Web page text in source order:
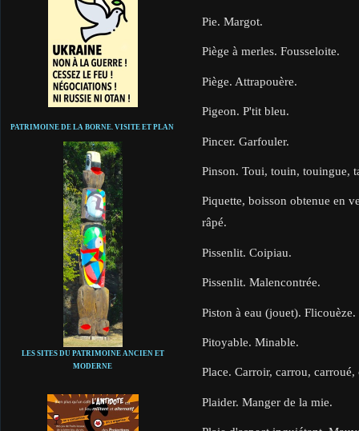
PATRIMOINE DE LA BORNE. VISITE ET PLAN
LES SITES DU PATRIMOINE ANCIEN ET
MODERNE
Pie. Margot.
Piège à merles. Fousseloite.
Piège. Attrapouère.
Pigeon. P'tit bleu.
Pincer. Garfouler.
Pinson. Toui, touin, touingue,
Piquette, boisson obtenue en
râpé.
Pissenlit. Coipiau.
Pissenlit. Malencontrée.
Piston à eau (jouet). Flicouèze.
Pitoyable. Minable.
Place. Carroir, carrou, carroué,
Plaider. Manger de la mie.